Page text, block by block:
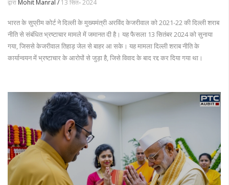
द्वारा Mohit Manral / 13 सित॰ 2024
भारत के सुप्रीम कोर्ट ने दिल्ली के मुख्यमंत्री अरविंद केजरीवाल को 2021-22 की दिल्ली शराब
नीति से संबंधित भ्रष्टाचार मामले में जमानत दी है। यह फैसला 13 सितंबर 2024 को सुनाया
गया, जिससे केजरीवाल तिहाड़ जेल से बाहर आ सके। यह मामला दिल्ली शराब नीति के
कार्यान्वयन में भ्रष्टाचार के आरोपों से जुड़ा है, जिसे विवाद के बाद रद्द कर दिया गया था।